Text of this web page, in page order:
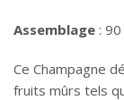
Assemblage :
Ce Champagne
fruits mûrs tels